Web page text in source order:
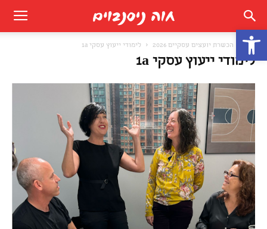
פתח סרגל נגישות
הכשרת יועצים עסקיים 2026 לימודי ייעוץ עסקי 1a
לימודי ייעוץ עסקי 1a